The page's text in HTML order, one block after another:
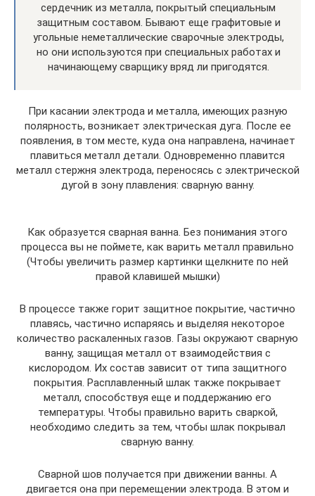
сердечник из металла, покрытый специальным
защитным составом. Бывают еще графитовые и
угольные неметаллические сварочные электроды,
но они используются при специальных работах и
начинающему сварщику вряд ли пригодятся.
При касании электрода и металла, имеющих разную
полярность, возникает электрическая дуга. После ее
появления, в том месте, куда она направлена, начинает
плавиться металл детали. Одновременно плавится
металл стержня электрода, переносясь с электрической
дугой в зону плавления: сварную ванну.
Как образуется сварная ванна. Без понимания этого
процесса вы не поймете, как варить металл правильно
(Чтобы увеличить размер картинки щелкните по ней
правой клавишей мышки)
В процессе также горит защитное покрытие, частично
плавясь, частично испаряясь и выделяя некоторое
количество раскаленных газов. Газы окружают сварную
ванну, защищая металл от взаимодействия с
кислородом. Их состав зависит от типа защитного
покрытия. Расплавленный шлак также покрывает
металл, способствуя еще и поддержанию его
температуры. Чтобы правильно варить сваркой,
необходимо следить за тем, чтобы шлак покрывал
сварную ванну.
Сварной шов получается при движении ванны. А
двигается она при перемещении электрода. В этом и